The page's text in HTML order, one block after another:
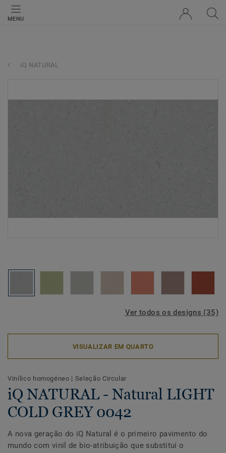
MENU
iQ NATURAL
Ver todos os designs (35)
VISUALIZAR EM QUARTO
Vinílico homogéneo | Seleção Circular
iQ NATURAL - Natural LIGHT
COLD GREY 0042
A nova geração do iQ Natural é o primeiro pavimento do
mundo com vinil de bio-atribuição que substitui o